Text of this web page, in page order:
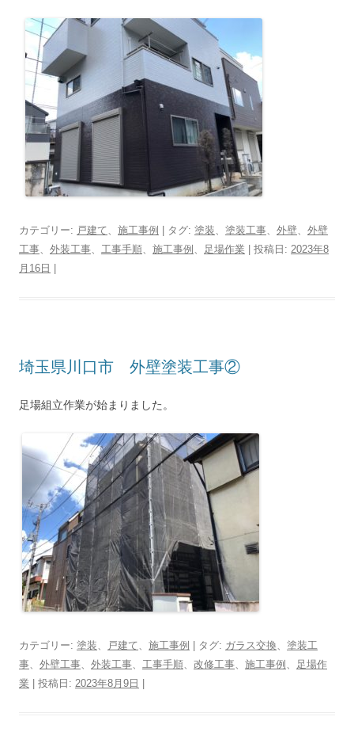
カテゴリー: 戸建て 施工事例 | タグ: 塗装 塗装工事 外壁
外壁
工事
外装工事 工事手順 施工事例 足場作業 | 投稿日: 2023年8
月16日
埼玉県川口市 外壁塗装工事②
足場組立作業が始まりました。
カテゴリー: 塗装 戸建て 施工事例 | タグ: ガラス交換
塗装工
事
外壁工事 外装工事 工事手順 改修工事 施工事例
足場作
業 | 投稿日: 2023年8月9日